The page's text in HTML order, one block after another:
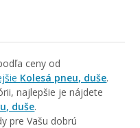
ceny od
Kolesá pneu, duše.
najlepšie je nájdete
duše.
pre Vašu dobrú